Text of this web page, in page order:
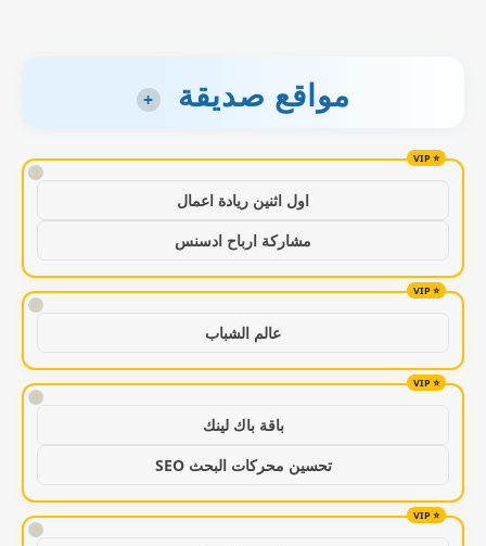
مواقع صديقة +
!
اول اثنين ريادة اعمال
مشاركة ارباح ادسنس
!
عالم الشباب
!
باقة باك لينك
تحسين محركات البحث SEO
!